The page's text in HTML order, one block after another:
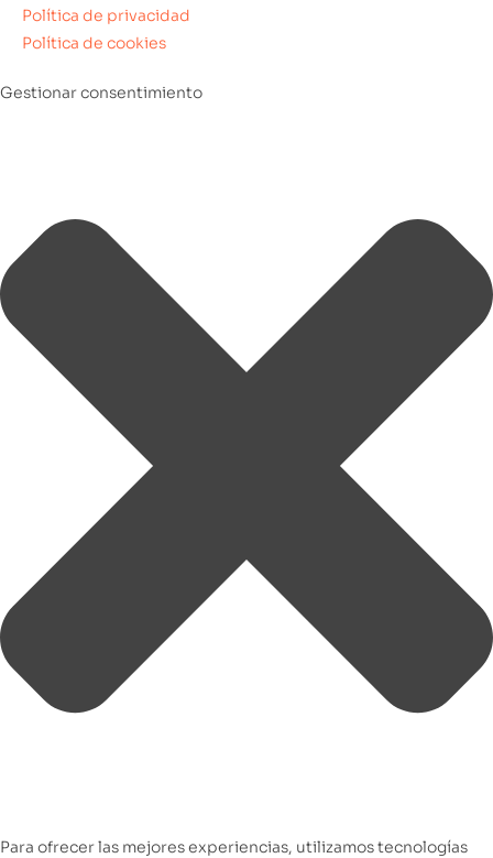
Política de privacidad
Política de cookies
Gestionar consentimiento
Para ofrecer las mejores experiencias, utilizamos tecnologías